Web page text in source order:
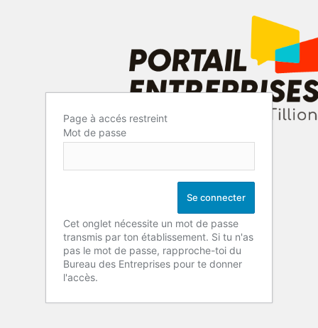
Page à accés restreint
Mot de passe
Cet onglet nécessite un mot de passe
transmis par ton établissement. Si tu n'as
pas le mot de passe, rapproche-toi du
Bureau des Entreprises pour te donner
l'accès.